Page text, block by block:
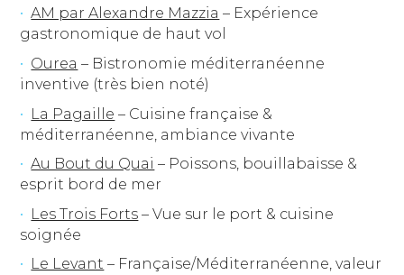
AM par Alexandre Mazzia – Expérience
gastronomique de haut vol
Ourea – Bistronomie méditerranéenne
inventive (très bien noté)
La Pagaille – Cuisine française &
méditerranéenne, ambiance vivante
Au Bout du Quai – Poissons, bouillabaisse &
esprit bord de mer
Les Trois Forts – Vue sur le port & cuisine
soignée
Le Levant – Française/Méditerranéenne, valeur